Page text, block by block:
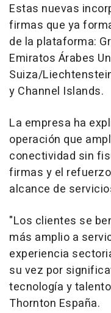
Estas nuevas
firmas que ya
de la plataforma:
Emiratos Árabes
Suiza/
y Channel Islands.
La empresa ha
operación que
conectividad sin
firmas y el
alcance de
"Los clientes se
más amplio a
experiencia
su vez por
tecnología y
Thornton España.